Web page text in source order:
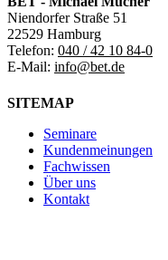
Niendorfer Straße 51
22529 Hamburg
Telefon: 040 / 42 10 84-0
E-Mail: info@bet.de
SITEMAP
Seminare
Kundenmeinungen
Fachwissen
Über uns
Kontakt